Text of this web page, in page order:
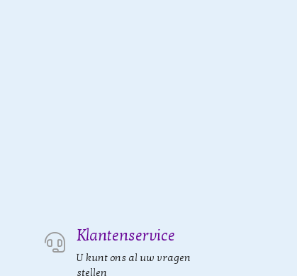
Klantenservice
U kunt ons al uw vragen
stellen